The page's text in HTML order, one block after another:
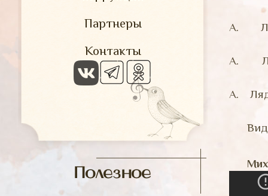
Партнеры
Контакты
Полезное
А.
А.
А.